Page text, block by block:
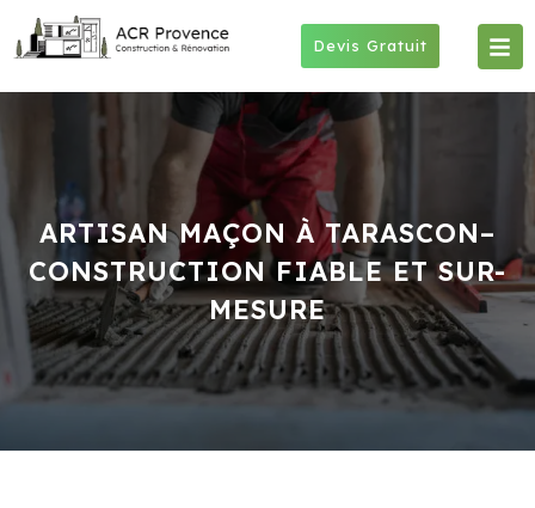
Devis Gratuit
ARTISAN MAÇON À TARASCON–
CONSTRUCTION FIABLE ET SUR-
MESURE